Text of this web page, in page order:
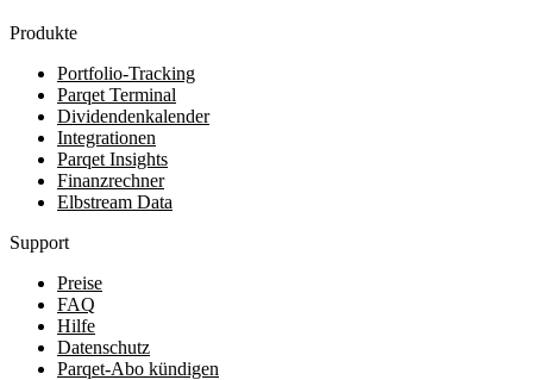
Produkte
Portfolio-Tracking
Parqet Terminal
Dividendenkalender
Integrationen
Parqet Insights
Finanzrechner
Elbstream Data
Support
Preise
FAQ
Hilfe
Datenschutz
Parqet-Abo kündigen